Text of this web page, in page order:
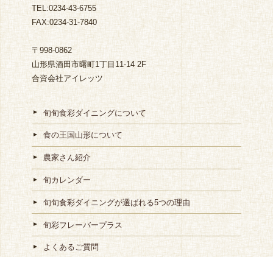
TEL:0234-43-6755
FAX:0234-31-7840
〒998-0862
山形県酒田市曙町1丁目11-14 2F
合資会社アイレッツ
旬旬食彩ダイニングについて
食の王国山形について
農家さん紹介
旬カレンダー
旬旬食彩ダイニングが選ばれる5つの理由
旬彩フレーバープラス
よくあるご質問